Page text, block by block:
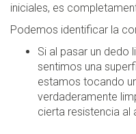
iniciales, es
Podemos identificar la
Si al pasar un dedo
sentimos una
estamos tocando
verdaderamente
cierta resistencia al